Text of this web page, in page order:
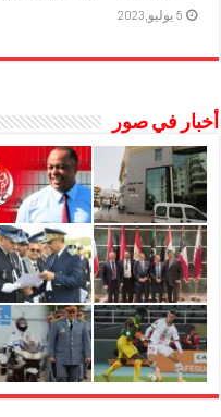
5 يوليو,2023
أخبار في صور